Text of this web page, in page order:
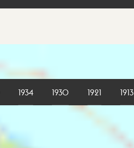
1934 1930 1921 1913